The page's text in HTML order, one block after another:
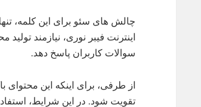
چالش های سئو برای این کلمه،
اینترنت فیبر نوری، نیازمند
سوالات کاربران پاسخ دهد.
از طرفی، برای اینکه این محتوای
تقویت شود. در این شرایط،